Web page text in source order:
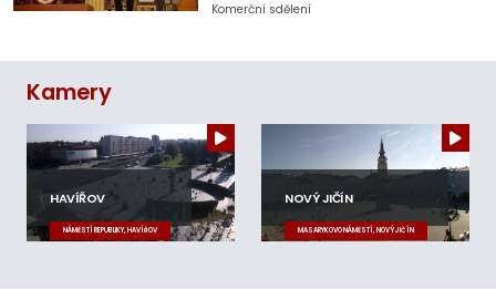
Komerční sdělení
Kamery
HAVÍŘOV
NÁMĚSTÍ REPUBLIKY, HAVÍŘOV
NOVÝ JIČÍN
MASARYKOVO NÁMĚSTÍ, NOVÝ JIČÍN